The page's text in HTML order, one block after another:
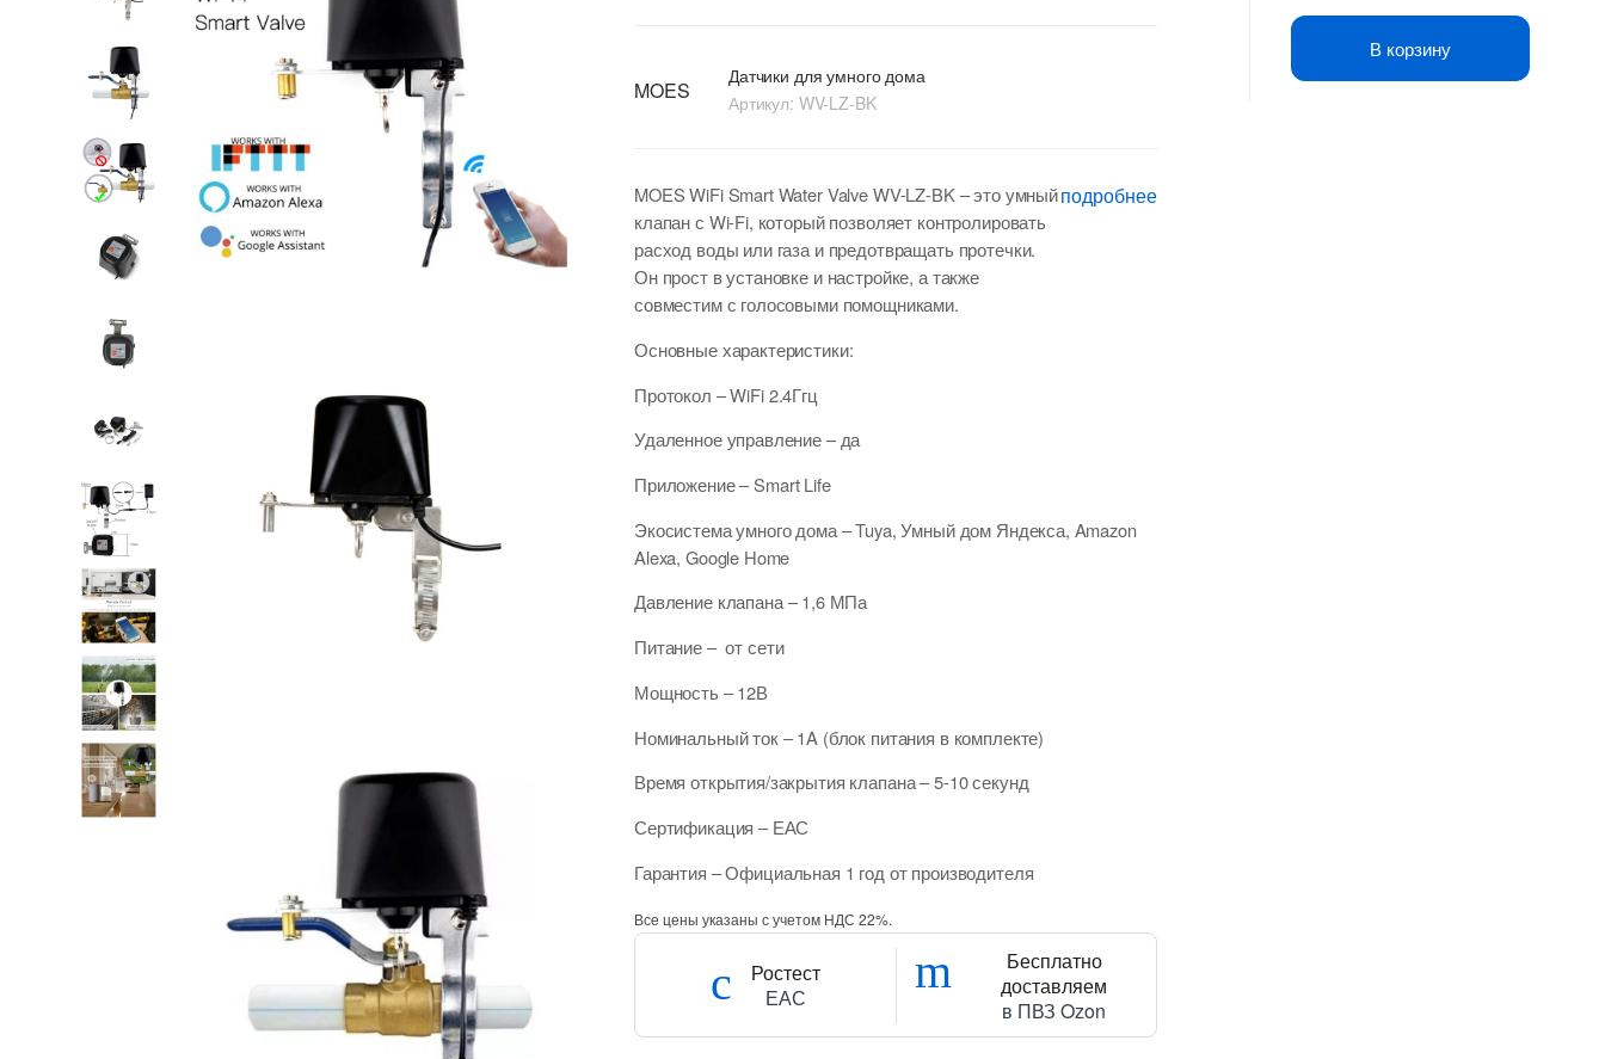
MOES
Датчики для умного дома
Артикул: WV-LZ-BK
подробнее
MOES WiFi Smart Water Valve WV-LZ-BK – это умный
клапан с Wi-Fi, который позволяет контролировать
расход воды или газа и предотвращать протечки.
Он прост в установке и настройке, а также
совместим с голосовыми помощниками.
Основные характеристики:
Протокол – WiFi 2.4Ггц
Удаленное управление– да
Приложение– Smart Life
Экосистема умного дома– Tuya, Умный дом Яндекса, Amazon
Alexa, Google Home
Давление клапана– 1,6 МПа
Питание– от сети
Мощность– 12В
Номинальный ток– 1A (блок питания в комплекте)
Время открытия/закрытия клапана– 5-10 секунд
Сертификация – ЕАС
Гарантия – Официальная 1 год от производителя
Все цены указаны с учетом НДС 22%.
Ростест
ЕАС
Бесплатно
доставляем
в ПВЗ Ozon
цена
составляла
цена:
2
В корзину